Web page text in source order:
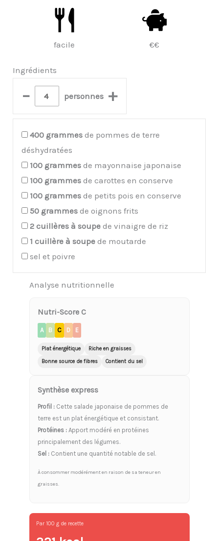
facile €€
Ingrédients
– personnes +
400 grammes de pommes de terre
déshydratées
100 grammes de mayonnaise japonaise
100 grammes de carottes en conserve
100 grammes de petits pois en conserve
50 grammes de oignons frits
2 cuillères à soupe de vinaigre de riz
1 cuillère à soupe de moutarde
sel et poivre
Analyse nutritionnelle
Nutri-Score C
A B C D E
Plat énergétique
Riche en graisses
Bonne source de fibres
Contient du sel
Synthèse express
Profil : Cette salade japonaise de pommes de
terre est un plat énergétique et consistant.
Protéines : Apport modéré en protéines
principalement des légumes.
Sel : Contient une quantité notable de sel.
À consommer modérément en raison de sa teneur en
graisses.
Par 100 g de recette